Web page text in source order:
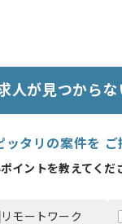
人が見つから
ッタリの案件を
イントを教えてくだ
リモートワーク